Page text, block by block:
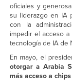
oficiales y
su liderazgo en IA
con la
impedir el acceso
tecnología de IA de
En mayo, el
otorgar a Arabia
más acceso a